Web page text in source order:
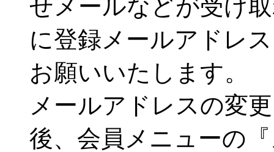
せメールなどが受け
に登録メールアドレ
お願いいたします。
メールアドレスの変
後、会員メニューの